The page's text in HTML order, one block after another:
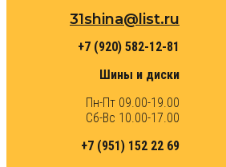
31shina@list.ru
+7 (920) 582-12-81
Шины и диски
Пн-Пт 09.00-19.00
Сб-Вс 10.00-17.00
+7 (951) 152 22 69